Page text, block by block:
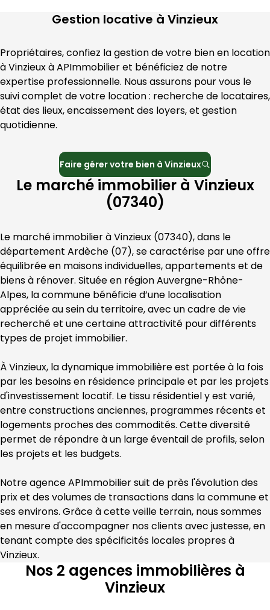
Gestion locative à Vinzieux
Propriétaires, confiez la gestion de votre bien en location
à Vinzieux à APImmobilier et bénéficiez de notre
expertise professionnelle. Nous assurons pour vous le
suivi complet de votre location : recherche de locataires,
état des lieux, encaissement des loyers, et gestion
quotidienne.
Faire gérer votre bien à Vinzieux
Le marché immobilier à Vinzieux
(07340)
Le marché immobilier à Vinzieux (07340), dans le
département Ardèche (07), se caractérise par une offre
équilibrée en maisons individuelles, appartements et de
biens à rénover. Située en région Auvergne-Rhône-
Alpes, la commune bénéficie d’une localisation
appréciée au sein du territoire, avec un cadre de vie
recherché et une certaine attractivité pour différents
types de projet immobilier.
À Vinzieux, la dynamique immobilière est portée à la fois
par les besoins en résidence principale et par les projets
d'investissement locatif. Le tissu résidentiel y est varié,
entre constructions anciennes, programmes récents et
logements proches des commodités. Cette diversité
permet de répondre à un large éventail de profils, selon
les projets et les budgets.
Notre agence APImmobilier suit de près l'évolution des
prix et des volumes de transactions dans la commune et
ses environs. Grâce à cette veille terrain, nous sommes
en mesure d'accompagner nos clients avec justesse, en
Vinzieux.
Nos 2 agences immobilières à
Vinzieux